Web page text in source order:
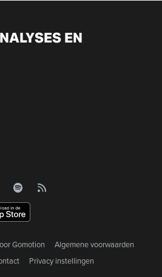
EN
Gomotion
Algemene voorwaarden
Privacy instellingen